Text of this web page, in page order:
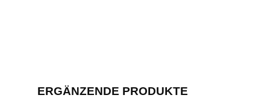
ERGÄNZENDE PRODUKTE